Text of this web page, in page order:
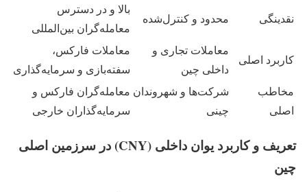
نقدینگی محدود و کنترل‌شده
بالا و در دسترس
معامله‌گران بین‌المللی
کاربرد اصلی
معاملات تجاری و
داخلی چین
معاملات فارکس،
سفته‌بازی و سرمایه‌گذاری
مخاطب
اصلی
شرکت‌ها و شهروندان
چینی
معامله‌گران فارکس و
سرمایه‌گذاران خارجی
تعریف و کاربرد یوان داخلی (CNY) در سرزمین اصلی
چین